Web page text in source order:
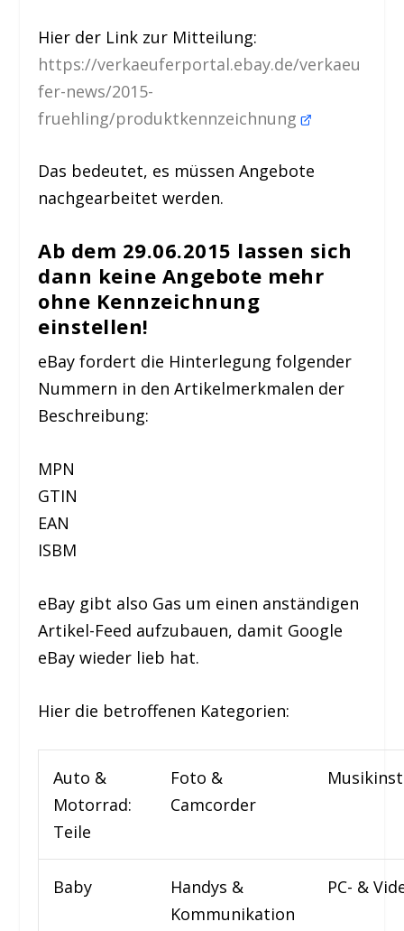
Hier der Link zur Mitteilung:
https://verkaeuferportal.ebay.de/verkaeu
fer-news/2015-
fruehling/produktkennzeichnung
Das bedeutet, es müssen Angebote
nachgearbeitet werden.
Ab dem 29.06.2015 lassen sich
dann keine Angebote mehr
ohne Kennzeichnung
einstellen!
eBay fordert die Hinterlegung folgender
Nummern in den Artikelmerkmalen der
Beschreibung:
MPN
GTIN
EAN
ISBM
eBay gibt also Gas um einen anständigen
Artikel-Feed aufzubauen, damit Google
eBay wieder lieb hat.
Hier die betroffenen Kategorien:
Auto &
Motorrad:
Teile
Foto &
Camcorder
Baby
Handys &
Kommunikation
PC- &